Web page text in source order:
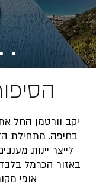
בחיפה. מתחילת
לייצר יינות
באזור הכרמל
אופי